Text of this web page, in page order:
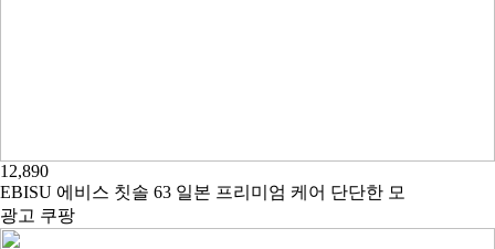
12,890
EBISU 에비스 칫솔 63 일본 프리미엄 케어 단단한 모
광고 쿠팡